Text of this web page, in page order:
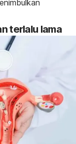
terlalu lama